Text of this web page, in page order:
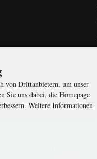
von Drittanbietern, um unser
Sie uns dabei, die Homepage
Weitere Informationen